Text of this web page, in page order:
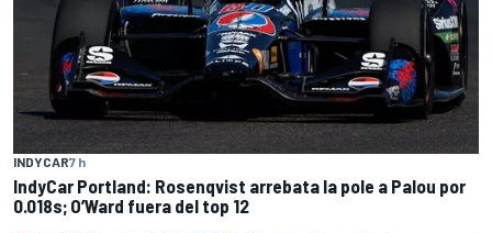
INDYCAR7 h
IndyCar Portland: Rosenqvist arrebata la pole a Palou por
0.018s; O’Ward fuera del top 12